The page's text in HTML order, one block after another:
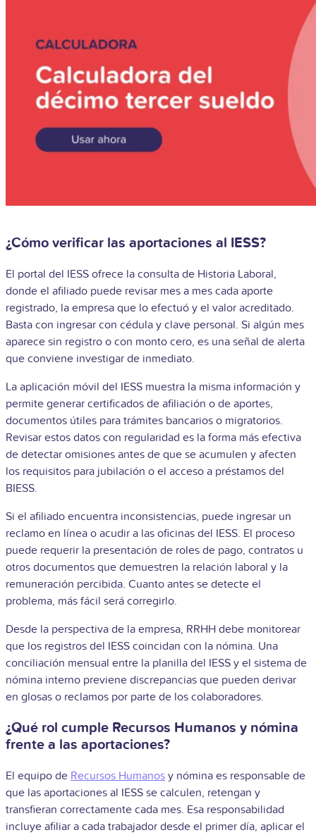
¿Cómo verificar las aportaciones al IESS?
El portal del IESS ofrece la consulta de Historia Laboral,
donde el afiliado puede revisar mes a mes cada aporte
registrado, la empresa que lo efectuó y el valor acreditado.
Basta con ingresar con cédula y clave personal. Si algún mes
aparece sin registro o con monto cero, es una señal de alerta
que conviene investigar de inmediato.
La aplicación móvil del IESS muestra la misma información y
permite generar certificados de afiliación o de aportes,
documentos útiles para trámites bancarios o migratorios.
Revisar estos datos con regularidad es la forma más efectiva
de detectar omisiones antes de que se acumulen y afecten
los requisitos para jubilación o el acceso a préstamos del
BIESS.
Si el afiliado encuentra inconsistencias, puede ingresar un
reclamo en línea o acudir a las oficinas del IESS. El proceso
puede requerir la presentación de roles de pago, contratos u
otros documentos que demuestren la relación laboral y la
remuneración percibida. Cuanto antes se detecte el
problema, más fácil será corregirlo.
Desde la perspectiva de la empresa, RRHH debe monitorear
que los registros del IESS coincidan con la nómina. Una
conciliación mensual entre la planilla del IESS y el sistema de
nómina interno previene discrepancias que pueden derivar
en glosas o reclamos por parte de los colaboradores.
¿Qué rol cumple Recursos Humanos y nómina
frente a las aportaciones?
El equipo de Recursos Humanos y nómina es responsable de
que las aportaciones al IESS se calculen, retengan y
transfieran correctamente cada mes. Esa responsabilidad
incluye afiliar a cada trabajador desde el primer día, aplicar el